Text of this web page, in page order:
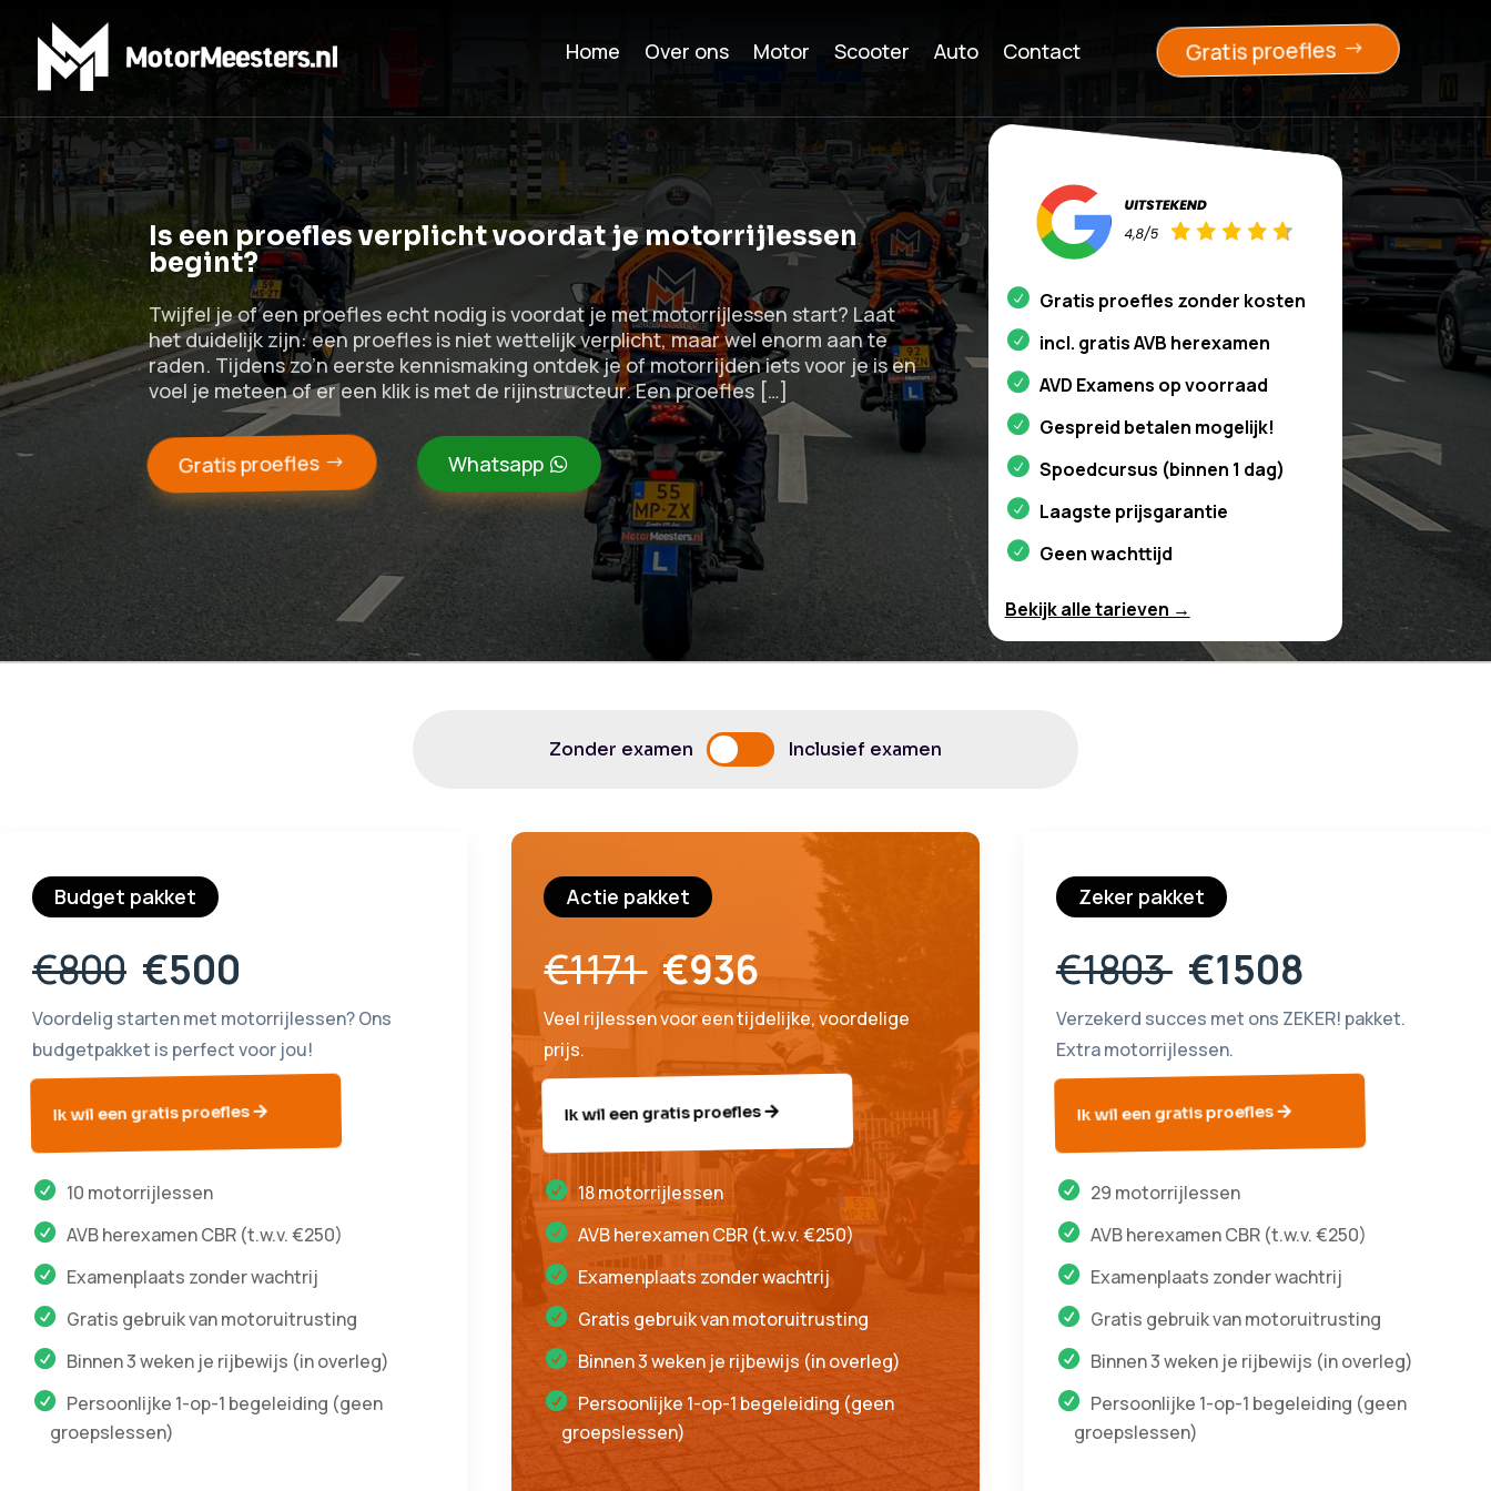
Home Over ons Motor Scooter Auto Contact Gratis proefles
Is een proefles verplicht voordat je motorrijlessen
begint?
Twijfel je of een proefles echt nodig is voordat je met motorrijlessen start? Laat
het duidelijk zijn: een proefles is niet wettelijk verplicht, maar wel enorm aan te
raden. Tijdens zo’n eerste kennismaking ontdek je of motorrijden iets voor je is en
voel je meteen of er een klik is met de rijinstructeur. Een proefles […]
Gratis proefles Whatsapp
Gratis proefles zonder kosten
incl. gratis AVB herexamen
AVD Examens op voorraad
Gespreid betalen mogelijk!
Spoedcursus (binnen 1 dag)
Laagste prijsgarantie
Geen wachttijd
Bekijk alle tarieven →
Zonder examen Inclusief examen
Budget pakket
€800 €500
Voordelig starten met motorrijlessen? Ons
budgetpakket is perfect voor jou!
Ik wil een gratis proefles
10 motorrijlessen
AVB herexamen CBR (t.w.v. €250)
Examenplaats zonder wachtrij
Gratis gebruik van motoruitrusting
Binnen 3 weken je rijbewijs (in overleg)
Persoonlijke 1-op-1 begeleiding (geen
groepslessen)
Actie pakket
€1171 €936
Veel rijlessen voor een tijdelijke, voordelige
prijs.
Ik wil een gratis proefles
18 motorrijlessen
AVB herexamen CBR (t.w.v. €250)
Examenplaats zonder wachtrij
Gratis gebruik van motoruitrusting
Binnen 3 weken je rijbewijs (in overleg)
Persoonlijke 1-op-1 begeleiding (geen
groepslessen)
Zeker pakket
€1803 €1508
Verzekerd succes met ons ZEKER! pakket.
Extra motorrijlessen.
Ik wil een gratis proefles
29 motorrijlessen
AVB herexamen CBR (t.w.v. €250)
Examenplaats zonder wachtrij
Gratis gebruik van motoruitrusting
Binnen 3 weken je rijbewijs (in overleg)
Persoonlijke 1-op-1 begeleiding (geen
groepslessen)